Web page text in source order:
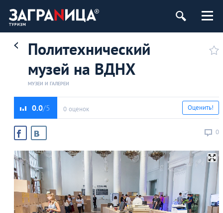
Политехнический
музей на ВДНХ
МУЗЕИ И ГАЛЕРЕИ
0.0 0 оценок
0
Оценить!